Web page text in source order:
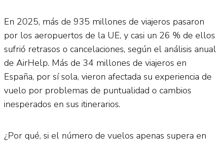
En 2025, más de 935 millones de viajeros pasaron
por los aeropuertos de la UE, y casi un 26 % de ellos
sufrió retrasos o cancelaciones, según el análisis anual
de AirHelp. Más de 34 millones de viajeros en
España, por sí sola, vieron afectada su experiencia de
vuelo por problemas de puntualidad o cambios
inesperados en sus itinerarios.
¿Por qué, si el número de vuelos apenas supera en